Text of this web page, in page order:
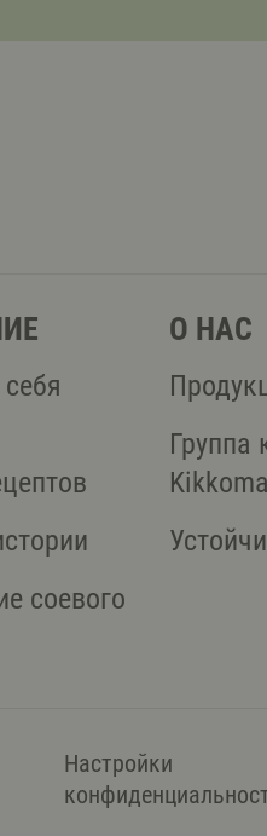
соевого
О НАС
Группа
Настройки